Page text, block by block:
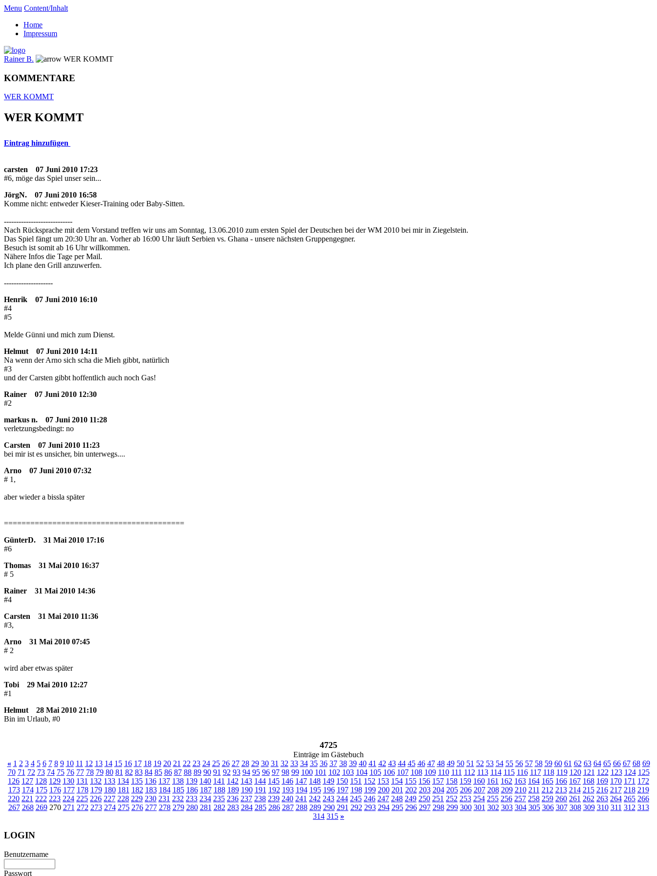
Menu Content/Inhalt
Home
Impressum
Rainer B. WER KOMMT
KOMMENTARE
WER KOMMT
WER KOMMT
Eintrag hinzufügen
carsten
07 Juni 2010 17:23
#6, möge das Spiel unser sein...
JörgN.
07 Juni 2010 16:58
Komme nicht: entweder Kieser-Training oder Baby-Sitten.
----------------------------
Nach Rücksprache mit dem Vorstand treffen wir uns am Sonntag, 13.06.2010 zum ersten Spiel der Deutschen bei der WM 2010 bei mir in Ziegelstein.
Das Spiel fängt um 20:30 Uhr an. Vorher ab 16:00 Uhr läuft Serbien vs. Ghana - unsere nächsten Gruppengegner.
Besuch ist somit ab 16 Uhr willkommen.
Nähere Infos die Tage per Mail.
Ich plane den Grill anzuwerfen.
--------------------
Henrik
07 Juni 2010 16:10
#4
#5
Melde Günni und mich zum Dienst.
Helmut
07 Juni 2010 14:11
Na wenn der Arno sich scha die Mieh gibbt, natürlich
#3
und der Carsten gibbt hoffentlich auch noch Gas!
Rainer
07 Juni 2010 12:30
#2
markus n.
07 Juni 2010 11:28
verletzungsbedingt: no
Carsten
07 Juni 2010 11:23
bei mir ist es unsicher, bin unterwegs....
Arno
07 Juni 2010 07:32
# 1,
aber wieder a bissla später
=========================================
GünterD.
31 Mai 2010 17:16
#6
Thomas
31 Mai 2010 16:37
# 5
Rainer
31 Mai 2010 14:36
#4
Carsten
31 Mai 2010 11:36
#3,
Arno
31 Mai 2010 07:45
# 2
wird aber etwas später
Tobi
29 Mai 2010 12:27
#1
Helmut
28 Mai 2010 21:10
Bin im Urlaub, #0
4725
Einträge im Gästebuch
« 1 2 3 4 5 6 7 8 9 10 11 12 13 14 15 16 17 18 19 20 21 22 23 24 25 26 27 28 29 30 31 32 33 34 35 36 37 38 39 40 41 42 43 44 45 46 47 48 49 50 51 52 53 54 55 56 57 58 59 60 61 62 63 64 65 66 67 68 69
70 71 72 73 74 75 76 77 78 79 80 81 82 83 84 85 86 87 88 89 90 91 92 93 94 95 96 97 98 99 100 101 102 103 104 105 106 107 108 109 110 111 112 113 114 115 116 117 118 119 120 121 122 123 124 125
126 127 128 129 130 131 132 133 134 135 136 137 138 139 140 141 142 143 144 145 146 147 148 149 150 151 152 153 154 155 156 157 158 159 160 161 162 163 164 165 166 167 168 169 170 171 172
173 174 175 176 177 178 179 180 181 182 183 184 185 186 187 188 189 190 191 192 193 194 195 196 197 198 199 200 201 202 203 204 205 206 207 208 209 210 211 212 213 214 215 216 217 218 219
220 221 222 223 224 225 226 227 228 229 230 231 232 233 234 235 236 237 238 239 240 241 242 243 244 245 246 247 248 249 250 251 252 253 254 255 256 257 258 259 260 261 262 263 264 265 266
267 268 269270 271 272 273 274 275 276 277 278 279 280 281 282 283 284 285 286 287 288 289 290 291 292 293 294 295 296 297 298 299 300 301 302 303 304 305 306 307 308 309 310 311 312 313
314 315 »
LOGIN
Benutzername
Passwort